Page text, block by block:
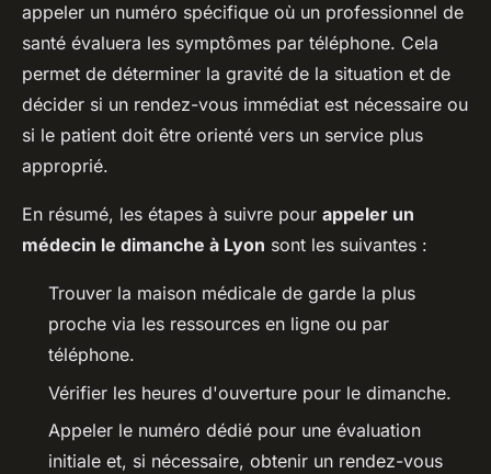
appeler un numéro spécifique où un professionnel de
santé évaluera les symptômes par téléphone. Cela
permet de déterminer la gravité de la situation et de
décider si un rendez-vous immédiat est nécessaire ou
si le patient doit être orienté vers un service plus
approprié.
En résumé, les étapes à suivre pour appeler un
médecin le dimanche à Lyon sont les suivantes :
Trouver la maison médicale de garde la plus
proche via les ressources en ligne ou par
téléphone.
Vérifier les heures d'ouverture pour le dimanche.
Appeler le numéro dédié pour une évaluation
initiale et, si nécessaire, obtenir un rendez-vous